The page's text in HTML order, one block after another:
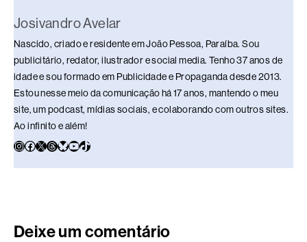
Josivandro Avelar
Nascido, criado e residente em João Pessoa, Paraíba. Sou
publicitário, redator, ilustrador e social media. Tenho 37 anos de
idade e sou formado em Publicidade e Propaganda desde 2013.
Estou nesse meio da comunicação há 17 anos, mantendo o meu
site, um podcast, mídias sociais, e colaborando com outros sites.
Ao infinito e além!
Deixe um comentário